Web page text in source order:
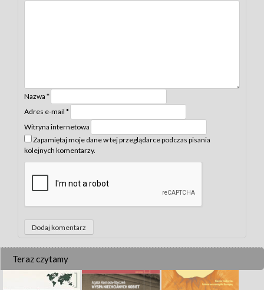
Nazwa *
Adres e-mail *
Witryna internetowa
Zapamiętaj moje dane w tej przeglądarce podczas pisania
kolejnych komentarzy.
Teraz czytamy